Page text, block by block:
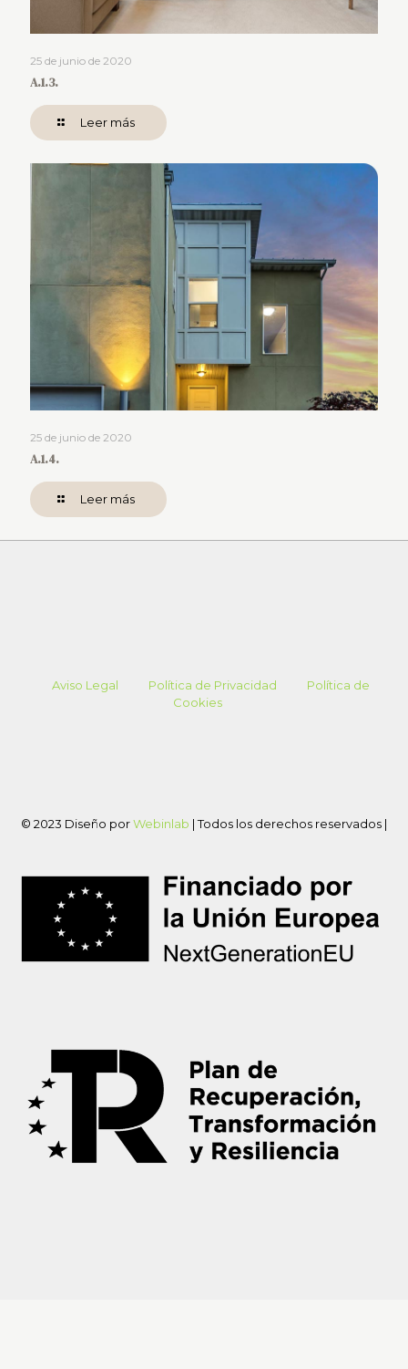
25 de junio de 2020
A.1.3.
Leer más
25 de junio de 2020
A.1.4.
Leer más
Aviso Legal Política de Privacidad
Política de
Cookies
© 2023 Diseño porWebinlab | Todos los derechos reservados |